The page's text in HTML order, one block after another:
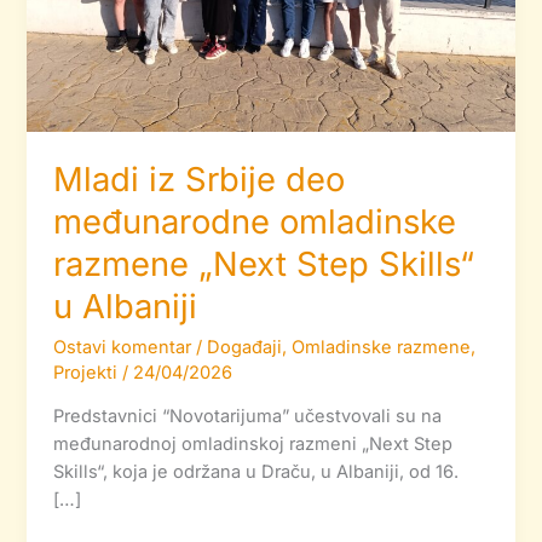
Mladi iz Srbije deo
međunarodne omladinske
razmene „Next Step Skills“
u Albaniji
Ostavi komentar / Događaji,Omladinske razmene,
Projekti / 24/04/2026
Predstavnici “Novotarijuma” učestvovali su na
međunarodnoj omladinskoj razmeni „Next Step
Skills“, koja je održana u Draču, u Albaniji, od 16.
[…]
Skills“
u
Albaniji